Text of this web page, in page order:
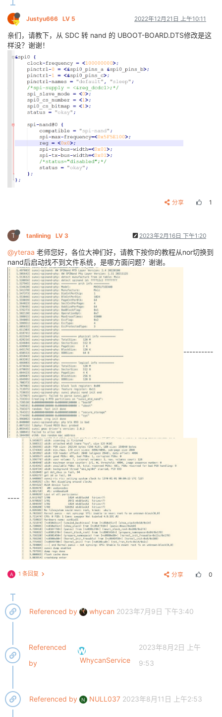
J Justyu666 LV 5 2022年12月21日 上午10:11
亲们，请教下，从 SDC 转 nand 的 UBOOT-BOARD.DTS修改是这
样没？谢谢！
分享 1
T tanlining LV 3 2023年2月16日 下午1:20
@yteraa 老师您好，各位大神们好，请教下按你的教程从nor切换到
nand后启动找不到文件系统，是哪方面问题？谢谢。
----------
----
A 1 条回复 分享 0
Referenced by whycan 2023年7月9日 下午3:40
Referenced
by
WhycanService
2023年8月2日 上午
9:53
Referenced by N NULL037 2023年8月11日 上午2:53